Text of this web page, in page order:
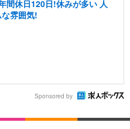
間休日120日!休みが多い 人
雰囲気!
Sponsored by